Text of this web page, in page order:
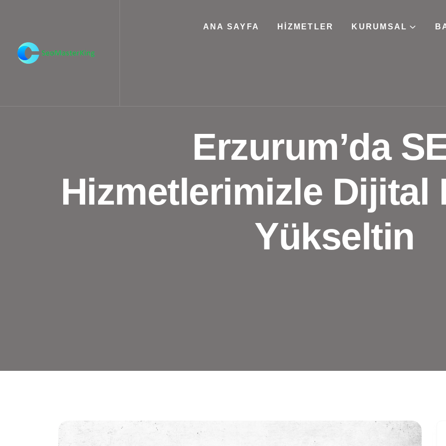
ANA SAYFA HIZMETLER KURUMSAL
Erzurum’da
Hizmetlerimizle Dijital
Yükseltin